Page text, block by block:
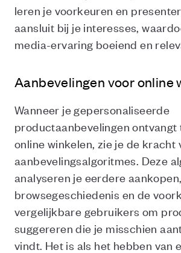
leren je voorkeuren en
aansluit bij je interesses,
media-ervaring boeiend en
Aanbevelingen voor online
Wanneer je gepersonaliseerde
productaanbevelingen ontvangt
online winkelen, zie je de kracht
aanbevelingsalgoritmes. Deze
analyseren je eerdere aankopen,
browsegeschiedenis en de
vergelijkbare gebruikers om
suggereren die je misschien
vindt. Het is als het hebben van